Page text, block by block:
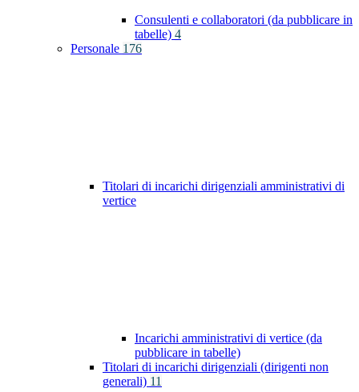
Consulenti e collaboratori (da pubblicare in
tabelle) 4
Personale 176
Titolari di incarichi dirigenziali amministrativi di
vertice
Incarichi amministrativi di vertice (da
pubblicare in tabelle)
Titolari di incarichi dirigenziali (dirigenti non
generali) 11